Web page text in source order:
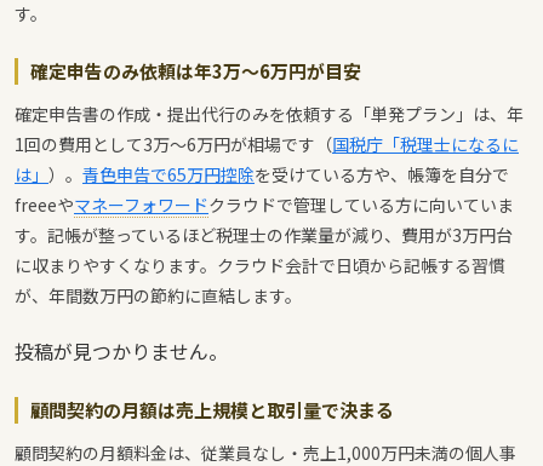
す。
確定申告のみ依頼は年3万〜6万円が目安
確定申告書の作成・提出代行のみを依頼する「単発プラン」は、年
1回の費用として3万〜6万円が相場です（国税庁「税理士になるに
は」 ）。 青色申告で65万円控除を受けている方や、帳簿を自分で
freeeやマネーフォワードクラウドで管理している方に向いていま
す。記帳が整っているほど税理士の作業量が減り、費用が3万円台
に収まりやすくなります。クラウド会計で日頃から記帳する習慣
が、年間数万円の節約に直結します。
投稿が見つかりません。
顧問契約の月額は売上規模と取引量で決まる
顧問契約の月額料金は、従業員なし・売上1,000万円未満の個人事